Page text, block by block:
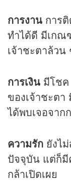
การงาน การ
ทำได้ดี มีเกณ
เจ้าชะตาล้วน
การเงิน มีโชค
ของเจ้าชะต
ได้พบเจอจาก
ความรัก ยังไ
ปัจจุบัน แต่ก็มี
กล้าเปิดเผย